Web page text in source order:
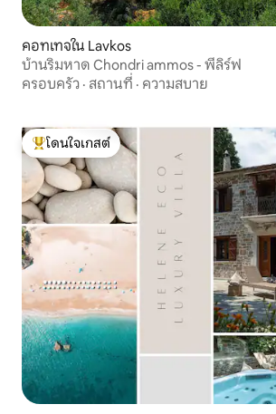
คอทเทจใน Lavkos
บ้านริมหาด Chondri ammos - พีลิร์ฟ
ครอบครัว · สถานที่ · ความสบาย
โดนใจเกสต์ที่สุด
โดนใจเกสต์